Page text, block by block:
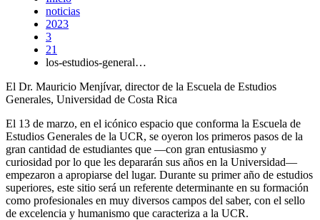
noticias
2023
3
21
los-estudios-general…
El Dr. Mauricio Menjívar, director de la Escuela de Estudios
Generales, Universidad de Costa Rica
El 13 de marzo, en el icónico espacio que conforma la Escuela de
Estudios Generales de la UCR, se oyeron los primeros pasos de la
gran cantidad de estudiantes que —con gran entusiasmo y
curiosidad por lo que les depararán sus años en la Universidad—
empezaron a apropiarse del lugar. Durante su primer año de estudios
superiores, este sitio será un referente determinante en su formación
como profesionales en muy diversos campos del saber, con el sello
de excelencia y humanismo que caracteriza a la UCR.